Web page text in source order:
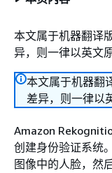
本文属于机器翻译
异，则一律以英文
本文属于机器翻
差异，则一律以
Amazon
创建身份验证系统
图像中的人脸，然